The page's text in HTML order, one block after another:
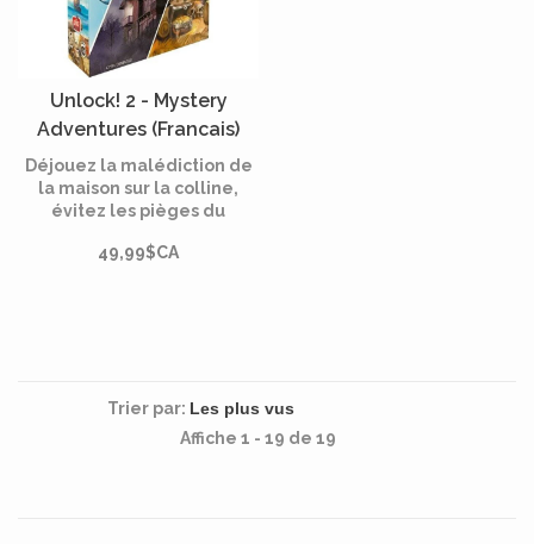
Unlock! 2 - Mystery
Adventures (Francais)
Déjouez la malédiction de
la maison sur la colline,
évitez les pièges du
trésor de l'île de Tonipal !
49,99$CA
Trier par:
Affiche 1 - 19 de 19